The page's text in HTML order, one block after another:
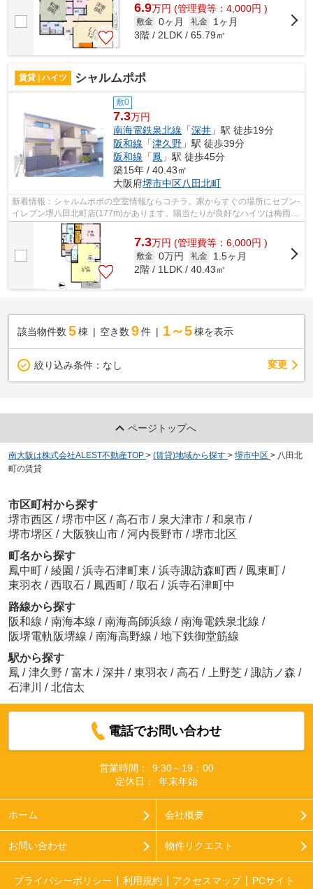
6.9万円 (管理費等：4,000円 )
敷金 0ヶ月 礼金
1ヶ月
3階 / 2LDK / 65.79㎡
賃貸 | ハイツ シャルムポポ
敷0
7.3万円
南海電鉄泉北線 「深井 」駅 徒歩19分
阪和線 「津久野 」駅 徒歩39分
阪和線 「鳳 」駅 徒歩45分
築15年 / 40.43㎡
大阪府堺市中区八田北町
新着情報：シャルムポポの空室情報ならコチラ。家からすぐの場所にセブン-
イレブン堺八田北町店(177m)があります。陽当たりが良好なハイツは梅雨時
期の湿気もたまりにくい条件となって...
7.3万円 (管理費等：6,000円 )
敷金 0万円 礼金
1.5ヶ月
2階 / 1LDK / 40.43㎡
該当物件数 5棟 空き数 9 件 1～5 棟を表示
絞り込み条件： なし 変更
ページトップへ
南大阪は株式会社ALEST不動産TOP > (賃貸)地域から探す > 堺市中区 > 八田北
町の賃貸
市区町村から探す
堺市西区 / 堺市中区 / 高石市 / 泉大津市 / 和泉市 /
堺市堺区 / 大阪狭山市 / 河内長野市 / 堺市北区
町名から探す
鳳中町 / 綾園 / 浜寺石津町東 / 浜寺諏訪森町西 / 鳳東町 /
東羽衣 / 西取石 / 鳳西町 / 取石 / 浜寺石津町中
路線から探す
阪和線 / 南海本線 / 南海高師浜線 / 南海電鉄泉北線 /
阪堺電軌阪堺線 / 南海高野線 / 地下鉄御堂筋線
駅から探す
鳳 / 津久野 / 富木 / 深井 / 東羽衣 / 高石 / 上野芝 / 諏訪ノ森 /
石津川
/ 北信太
電話でお問い合わせ
営業時間：
9:30～19：00
定休日：
年末年始
ホーム 会社概要
お問い合わせ 物件リクエスト
プライバシーポリシー 利用規約 アクセスマップ PCサイト